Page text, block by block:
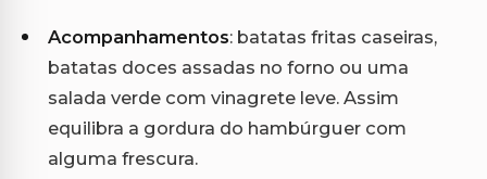
Acompanhamentos: batatas fritas caseiras,
batatas doces assadas no forno ou uma
salada verde com vinagrete leve. Assim
equilibra a gordura do hambúrguer com
alguma frescura.